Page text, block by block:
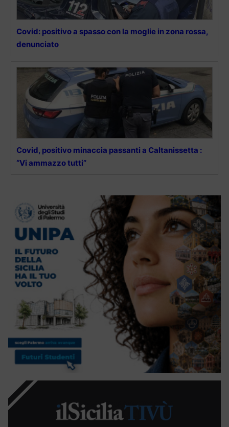
Covid: positivo a spasso con la moglie in zona rossa,
denunciato
Covid, positivo minaccia passanti a Caltanissetta :
“Vi ammazzo tutti”